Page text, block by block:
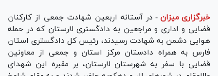
خبرگزاری میزان - در آستانه اربعین شهادت جمعی از کارکنان
قضایی و اداری و مراجعین به دادگستری لارستان که در حمله
هوایی دشمن به شهادت رسیدند، رئیس کل دادگستری استان
فارس به همراه دادستان مرکز استان و جمعی از معاونین
قضایی با سفر به شهرستان لارستان، بر مقبره این شهدای